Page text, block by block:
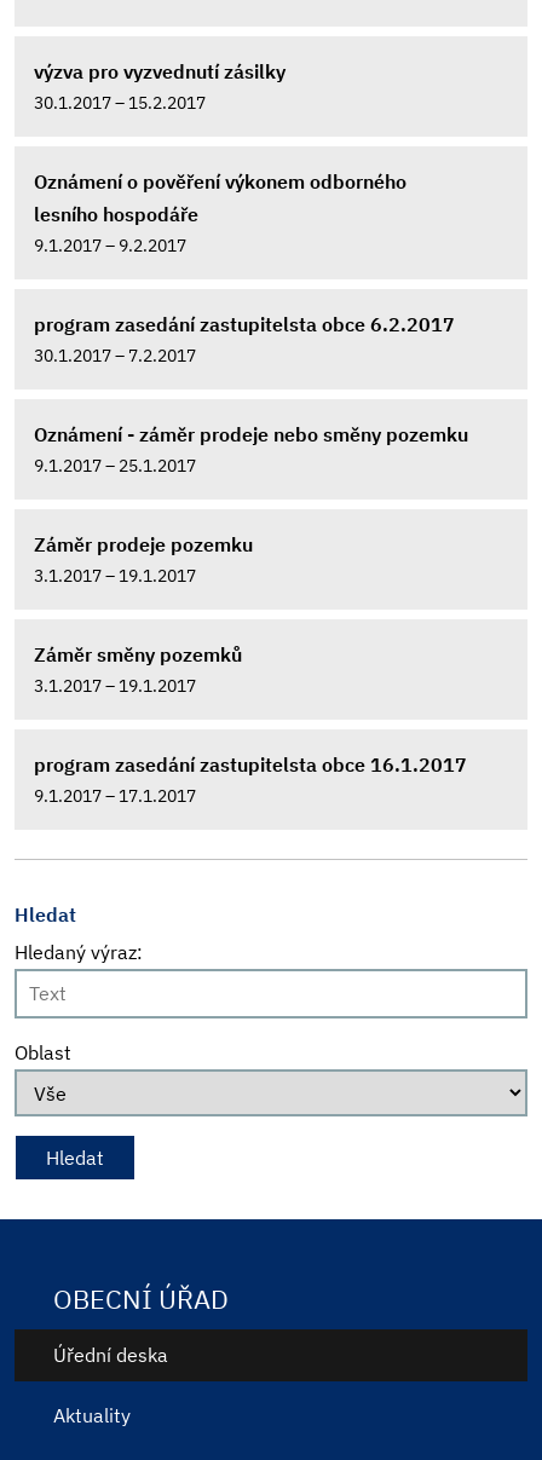
výzva pro vyzvednutí zásilky
30.1.2017 – 15.2.2017
Oznámení o pověření výkonem odborného
lesního hospodáře
9.1.2017 – 9.2.2017
program zasedání zastupitelsta obce 6.2.2017
30.1.2017 – 7.2.2017
Oznámení - záměr prodeje nebo směny pozemku
9.1.2017 – 25.1.2017
Záměr prodeje pozemku
3.1.2017 – 19.1.2017
Záměr směny pozemků
3.1.2017 – 19.1.2017
program zasedání zastupitelsta obce 16.1.2017
9.1.2017 – 17.1.2017
Hledat
Hledaný výraz:
Oblast
OBECNÍ ÚŘAD
Úřední deska
Aktuality